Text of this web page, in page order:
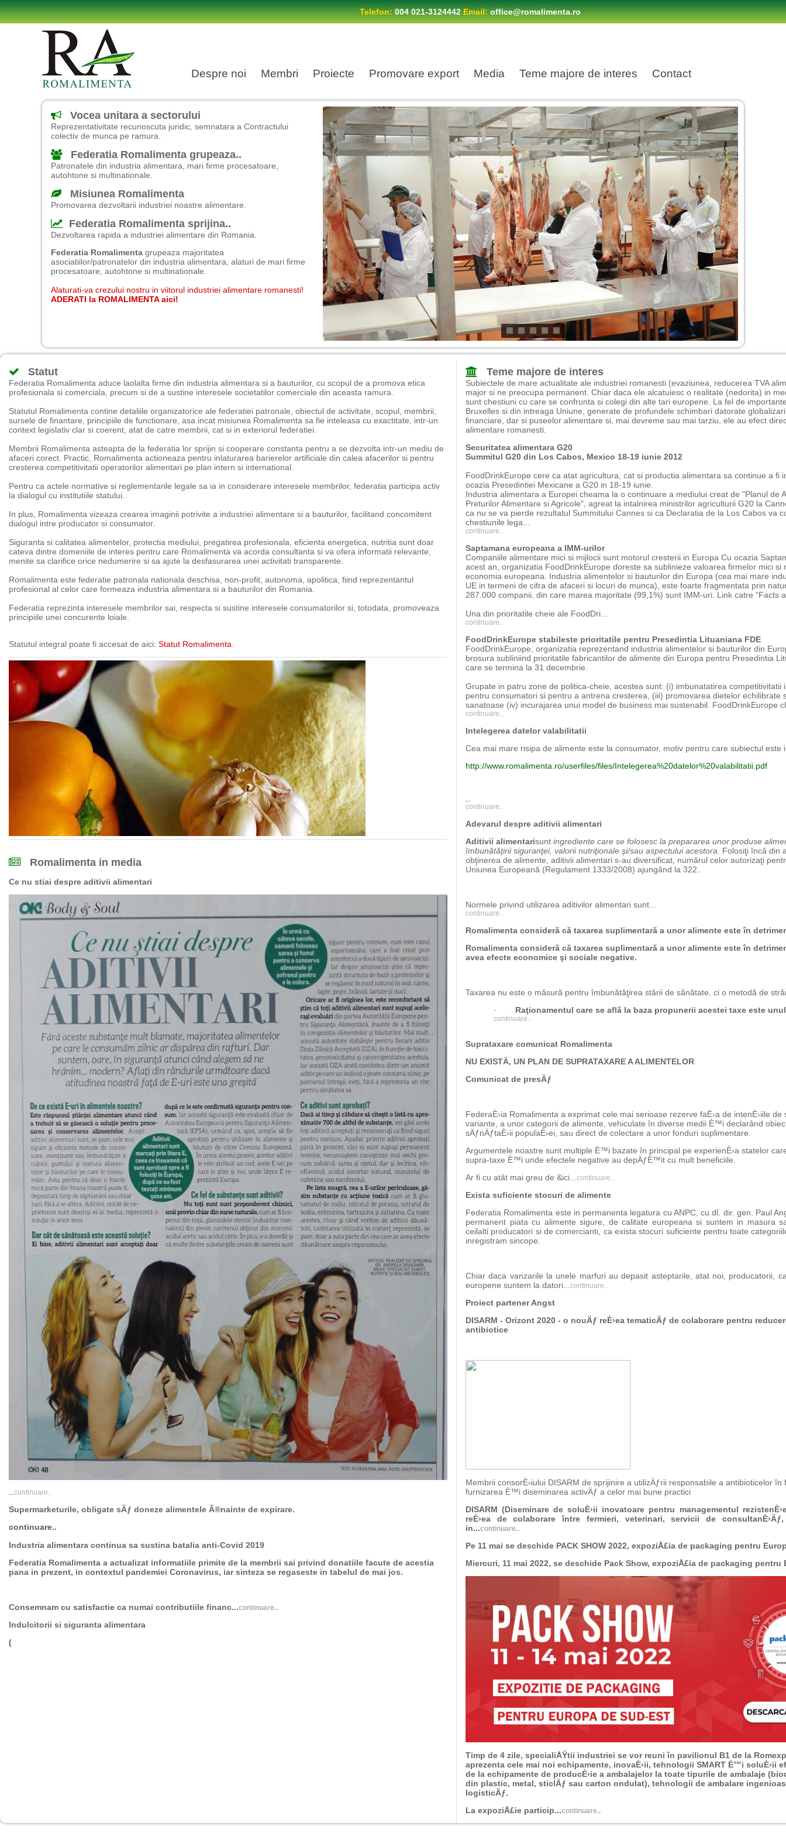
Telefon:004 021-3124442Email:office@romalimenta.ro
Despre noi Membri Proiecte Promovare export Media Teme majore de interes Contact
Vocea unitara a sectorului
Reprezentativitate recunoscuta juridic, semnatara a Contractului
colectiv de munca pe ramura.
Federatia Romalimenta grupeaza..
Patronatele din industria alimentara, mari firme procesatoare,
autohtone si multinationale.
Misiunea Romalimenta
Promovarea dezvoltarii industriei noastre alimentare.
Federatia Romalimenta sprijina..
Dezvoltarea rapida a industriei alimentare din Romania.
Federatia Romalimenta grupeaza majoritatea
asociatiilor/patronatelor din industria alimentara, alaturi de mari firme
procesatoare, autohtone si multinationale.
Alaturati-va crezului nostru in viitorul industriei alimentare romanesti!
ADERATI la ROMALIMENTA aici!
Statut
Federatia Romalimenta aduce laolalta firme din industria alimentara si a bauturilor, cu scopul de a promova etica
profesionala si comerciala, precum si de a sustine interesele societatilor comerciale din aceasta ramura.
Statutul Romalimenta contine detaliile organizatorice ale federatiei patronale, obiectul de activitate, scopul, membrii,
sursele de finantare, principiile de functionare, asa incat misiunea Romalimenta sa fie inteleasa cu exactitate, intr-un
context legislativ clar si coerent, atat de catre membrii, cat si in exteriorul federatiei.
Membrii Romalimenta asteapta de la federatia lor sprijin si cooperare constanta pentru a se dezvolta intr-un mediu de
afaceri corect. Practic, Romalimenta actioneaza pentru inlaturarea barierelor artificiale din calea afacerilor si pentru
cresterea competitivitatii operatorilor alimentari pe plan intern si international.
Pentru ca actele normative si reglementarile legale sa ia in considerare interesele membrilor, federatia participa activ
la dialogul cu institutiile statului.
In plus, Romalimenta vizeaza crearea imaginii potrivite a industriei alimentare si a bauturilor, facilitand concomitent
dialogul intre producator si consumator.
Siguranta si calitatea alimentelor, protectia mediului, pregatirea profesionala, eficienta energetica, nutritia sunt doar
cateva dintre domeniile de interes pentru care Romalimenta va acorda consultanta si va ofera informatii relevante,
menite sa clarifice orice nedumerire si sa ajute la desfasurarea unei activitati transparente.
Romalimenta este federatie patronala nationala deschisa, non-profit, autonoma, apolitica, fiind reprezentantul
profesional al celor care formeaza industria alimentara si a bauturilor din Romania.
Federatia reprezinta interesele membrilor sai, respecta si sustine interesele consumatorilor si, totodata, promoveaza
principiile unei concurente loiale.
Statutul integral poate fi accesat de aici: Statut Romalimenta
Romalimenta in media
Ce nu stiai despre aditivii alimentari
continuare..
Supermarketurile, obligate sÄƒ doneze alimentele Ã®nainte de expirare.
continuare..
Industria alimentara continua sa sustina batalia anti-Covid 2019
Federatia Romalimenta a actualizat informatiile primite de la membrii sai privind donatiile facute de acestia
pana in prezent, in contextul pandemiei Coronavirus, iar sinteza se regaseste in tabelul de mai jos.
Consemnam cu satisfactie ca numai contributiile financ...continuare..
Indulcitorii si siguranta alimentara
(
Teme majore de interes
Subiectele de mare actualitate ale industriei romanesti (evaziunea, reducerea TVA
major si ne preocupa permanent. Chiar daca ele alcatuiesc o realitate (nedorita) in
sunt chestiuni cu care se confrunta si colegi din alte tari europene. La fel de
Bruxelles si din intreaga Uniune, generate de profundele schimbari datorate
financiare, dar si puseelor alimentare si, mai devreme sau mai tarziu, ele au efect
alimentare romanesti.
Securitatea alimentara G20
Summitul G20 din Los Cabos, Mexico 18-19 iunie 2012
FoodDrinkEurope cere ca atat agricultura, cat si productia alimentara sa continue a fi
ocazia Presedintiei Mexicane a G20 in 18-19 iunie.
Industria alimentara a Europei cheama la o continuare a mediului creat de "Planul de
Preturilor Alimentare si Agricole", agreat la intalnirea ministrilor agriculturii G20 la
ca nu se va pierde rezultatul Summitului Cannes si ca Declaratia de la Los Cabos va
chestiunile lega...
continuare..
Saptamana europeana a IMM-urilor
Companiile alimentare mici si mijlocii sunt motorul cresterii in Europa Cu ocazia
acest an, organizatia FoodDrinkEurope doreste sa sublinieze valoarea firmelor mici si
economia europeana. Industria alimentelor si bauturilor din Europa (cea mai mare
UE in termeni de cifra de afaceri si locuri de munca), este foarte fragmentata prin
287.000 companii, din care marea majoritate (99,1%) sunt IMM-uri. Link catre “Facts
Una din prioritatile cheie ale FoodDri...
continuare..
FoodDrinkEurope stabileste prioritatile pentru Presedintia Lituaniana FDE
FoodDrinkEurope, organizatia reprezentand industria alimentelor si bauturilor din
brosura subliniind prioritatile fabricantilor de alimente din Europa pentru Presedintia
care se termina la 31 decembrie.
Grupate in patru zone de politica-cheie, acestea sunt: (i) imbunatatirea competitivitatii
pentru consumatori si pentru a antrena cresterea, (iii) promovarea dietelor echilibrate
sanatoase (iv) incurajarea unui model de business mai sustenabil. FoodDrinkEurope
continuare..
Intelegerea datelor valabilitatii
Cea mai mare risipa de alimente este la consumator, motiv pentru care subiectul este
http://www.romalimenta.ro/userfiles/files/Intelegerea%20datelor%20valabilitatii.pdf
continuare..
Adevarul despre aditivii alimentari
Aditivii alimentarisunt ingrediente care se folosesc la prepararea unor produse
îmbunătăţirii siguranţei, valorii nutriţionale şi/sau aspectului acestora . Folosiţi încă din
obţinerea de alimente, aditivii alimentari s-au diversificat, numărul celor autorizaţi
Uniunea Europeană (Regulament 1333/2008) ajungând la 322..
Normele privind utilizarea aditivilor alimentari sunt...
continuare..
Romalimenta consideră că taxarea suplimentară a unor alimente este în
Romalimenta consideră că taxarea suplimentară a unor alimente este în
avea efecte economice şi sociale negative.
Taxarea nu este o măsură pentru îmbunătăţirea stării de sănătate, ci o metodă de
· Raţionamentul care se află la baza propunerii acestei taxe este
continuare..
Suprataxare comunicat Romalimenta
NU EXISTÄ‚ UN PLAN DE SUPRATAXARE A ALIMENTELOR
Comunicat de presÄƒ
FederaÈ›ia Romalimenta a exprimat cele mai serioase rezerve faÈ›a de intenÈ›iile
variante, a unor categorii de alimente, vehiculate în diverse medii È™i declarând
sÄƒnÄƒtaÈ›ii populaÈ›ei, sau direct de colectare a unor fonduri suplimentare.
Argumentele noastre sunt multiple È™i bazate în principal pe experienÈ›a statelor
supra-taxe È™i unde efectele negative au depÄƒÈ™it cu mult beneficiile.
Ar fi cu atât mai greu de &ici... continuare..
Exista suficiente stocuri de alimente
Federatia Romalimenta este in permanenta legatura cu ANPC, cu dl. dir. gen. Paul
permanent piata cu alimente sigure, de calitate europeana si suntem in masura
ceilalti producatori si de comercianti, ca exista stocuri suficiente pentru toate
inregistram sincope.
Chiar daca vanzarile la unele marfuri au depasit asteptarile, atat noi, producatorii,
europene suntem la datori... continuare..
Proiect partener Angst
DISARM - Orizont 2020 - o nouÄƒ reÈ›ea tematicÄƒ de colaborare pentru
antibiotice
Membrii consorÈ›iului DISARM de sprijinire a utilizÄƒrii responsabile a antibioticelor
furnizarea È™i diseminarea activÄƒ a celor mai bune practici
DISARM (Diseminare de soluÈ›ii inovatoare pentru managementul
reÈ›ea de colaborare între fermieri, veterinari, servicii de
in...continuare..
Pe 11 mai se deschide PACK SHOW 2022, expoziÅ£ia de packaging pentru
Miercuri, 11 mai 2022, se deschide Pack Show, expoziÅ£ia de packaging pentru
Timp de 4 zile, specialiÅŸtii industriei se vor reuni în pavilionul B1 de la
aprezenta cele mai noi echipamente, inovaÈ›ii, tehnologii SMART È™i soluÈ›ii
de la echipamente de producÈ›ie a ambalajelor la toate tipurile de ambalaje
din plastic, metal, sticlÄƒ sau carton ondulat), tehnologii de ambalare
logisticÄƒ.
La expoziÅ£ie particip...continuare..